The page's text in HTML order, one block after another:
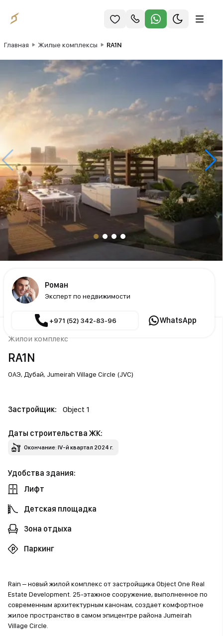
Главная Жилые комплексы RA1N
Жилой комплекс
RA1N
ОАЭ, Дубай, Jumeirah Village Circle (JVC)
Застройщик: Object 1
Даты строительства ЖК:
Окончание: IV-й квартал 2024 г.
Удобства здания:
Лифт
Детская площадка
Зона отдыха
Паркинг
Rain – новый жилой комплекс от застройщика Object One Real
Estate Development. 25-этажное сооружение, выполненное по
современным архитектурным канонам, создает комфортное
жилое пространство в самом эпицентре района Jumeirah
Village Circle.
Роман
Эксперт по недвижимости
+971 (52) 342-83-96 WhatsApp